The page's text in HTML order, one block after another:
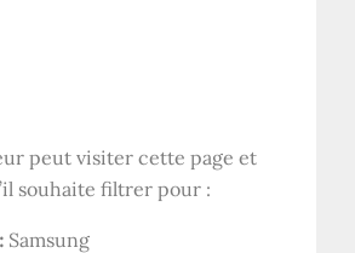
peut visiter cette page et
souhaite filtrer pour :
Samsung